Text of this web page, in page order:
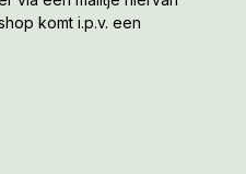
komt i.p.v. een